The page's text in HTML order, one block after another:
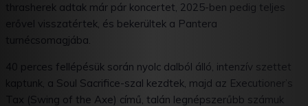
thrasherek adtak már pár koncertet, 2025-ben pedig teljes
erővel visszatértek, és bekerültek a Pantera
turnécsomagjába.
40 perces fellépésük során nyolc dalból álló, intenzív szettet
kaptunk, a Soul Sacrifice-szal kezdtek, majd az Executioner’s
Tax (Swing of the Axe) című, talán legnépszerűbb számuk